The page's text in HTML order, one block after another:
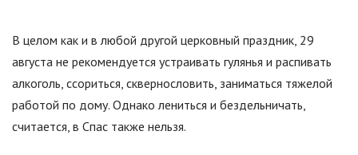
В целом как и в любой другой церковный праздник, 29
августа не рекомендуется устраивать гулянья и распивать
алкоголь, ссориться, сквернословить, заниматься тяжелой
работой по дому. Однако лениться и бездельничать,
считается, в Спас также нельзя.